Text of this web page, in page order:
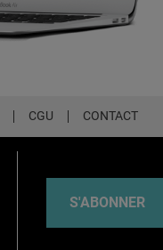
CGU CONTACT
S'ABONNER